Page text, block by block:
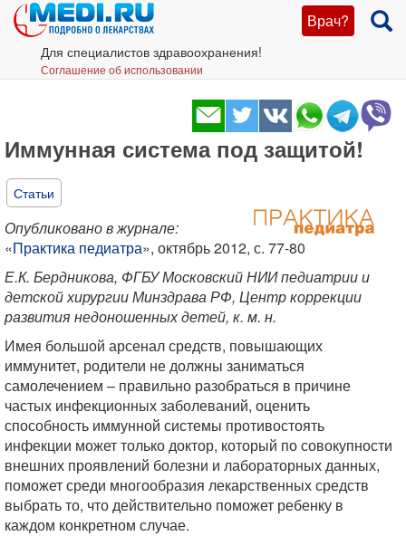
Врач?
Для специалистов здравоохранения!
Соглашение об использовании
Иммунная система под защитой!
Статьи
Опубликовано в журнале:
«Практика педиатра», октябрь 2012, с. 77-80
Е.К. Бердникова, ФГБУ Московский НИИ педиатрии и
детской хирургии Минздрава РФ, Центр коррекции
развития недоношенных детей, к. м. н.
Имея большой арсенал средств, повышающих
иммунитет, родители не должны заниматься
самолечением – правильно разобраться в причине
частых инфекционных заболеваний, оценить
способность иммунной системы противостоять
инфекции может только доктор, который по совокупности
внешних проявлений болезни и лабораторных данных,
поможет среди многообразия лекарственных средств
выбрать то, что действительно поможет ребенку в
каждом конкретном случае.